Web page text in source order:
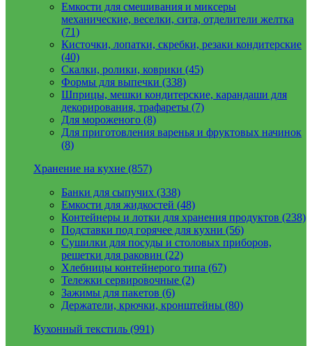
Емкости для смешивания и миксеры
механические, веселки, сита, отделители желтка
(71)
Кисточки, лопатки, скребки, резаки кондитерские
(40)
Скалки, ролики, коврики (45)
Формы для выпечки (338)
Шприцы, мешки кондитерские, карандаши для
декорирования, трафареты (7)
Для мороженого (8)
Для приготовления варенья и фруктовых начинок
(8)
Хранение на кухне (857)
Банки для сыпучих (338)
Емкости для жидкостей (48)
Контейнеры и лотки для хранения продуктов (238)
Подставки под горячее для кухни (56)
Сушилки для посуды и столовых приборов,
решетки для раковин (22)
Хлебницы контейнерого типа (67)
Тележки сервировочные (2)
Зажимы для пакетов (6)
Держатели, крючки, кронштейны (80)
Кухонный текстиль (991)